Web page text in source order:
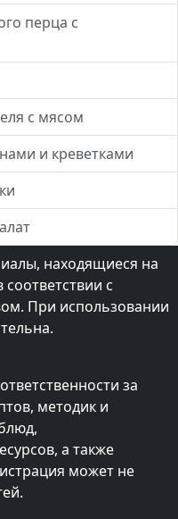
перца с
с мясом
и креветками
находящиеся на
с
При использовании
за
методик и
а также
может не